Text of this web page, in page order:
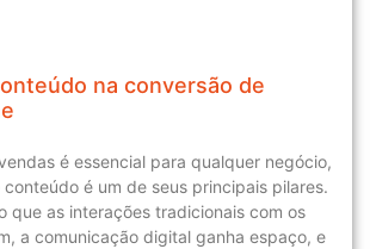
na conversão de
é essencial para qualquer negócio,
é um de seus principais pilares.
que as interações tradicionais com os
a comunicação digital ganha espaço, e